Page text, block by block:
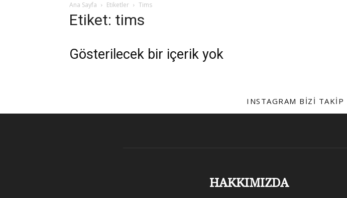
Ana Sayfa Etiketler Tims
Etiket: tims
Gösterilecek bir içerik yok
INSTAGRAM BIZI TAKIP
HAKKIMIZDA